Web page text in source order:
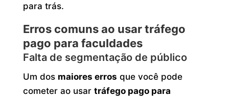
para trás.
Erros comuns ao usar tráfego
pago para faculdades
Falta de segmentação de público
Um dos maiores erros que você pode
cometer ao usar tráfego pago para